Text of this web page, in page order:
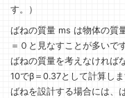
す。）
ばねの質量 ms は物体の質
＝０と見なすことが多いで
ばねの質量を考えなければ
10でβ＝0.37として計算しま
ばねを設計する場合には、